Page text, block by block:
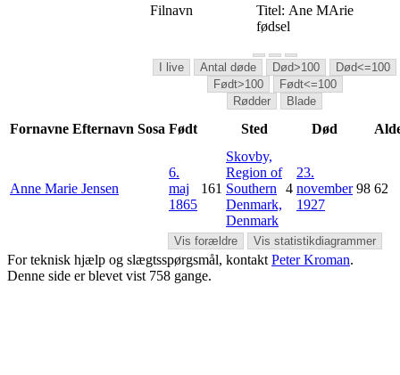
Filnavn Titel: Ane MArie
fødsel
I live Antal døde Død>100
Død<=100
Født>100
Født<=100
Rødder
Blade
Fornavne Efternavn Sosa Født Sted Død
Vis forældre Vis statistikdiagrammer
Anne Marie Jensen
6.
maj
1865
161
Skovby,
Region of
Southern
Denmark,
Denmark
4
23.
november
1927
98 62
For teknisk hjælp og slægtsspørgsmål, kontakt Peter Kroman.
Denne side er blevet vist 758 gange.